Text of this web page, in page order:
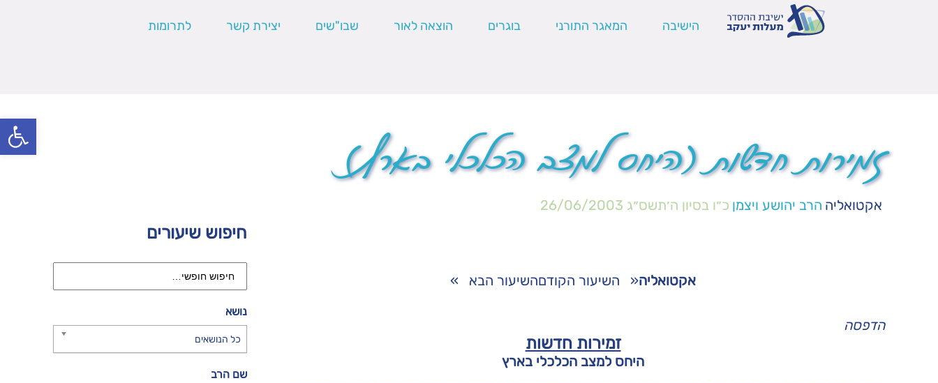
פתח
הישיבה המאגר התורני בוגרים הוצאה לאור שבו"שים יצירת קשר לתרומות
זמירות חדשות (היחס למצב הכלכלי בארץ)
אקטואליה הרב יהושע ויצמן כ״ו בסיון ה׳תשס״ג 26/06/2003
אקטואליה« השיעור הקודםהשיעור הבא »
הדפסה
זמירות חדשות
היחס למצב הכלכלי בארץ
חיפוש שיעורים
נושא
כל הנושאים
שם הרב